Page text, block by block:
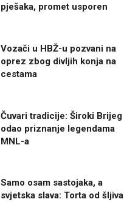
pješaka, promet usporen
Vozači u HBŽ-u pozvani na
oprez zbog divljih konja na
cestama
Čuvari tradicije: Široki Brijeg
odao priznanje legendama
MNL-a
Samo osam sastojaka, a
svjetska slava: Torta od šljiva